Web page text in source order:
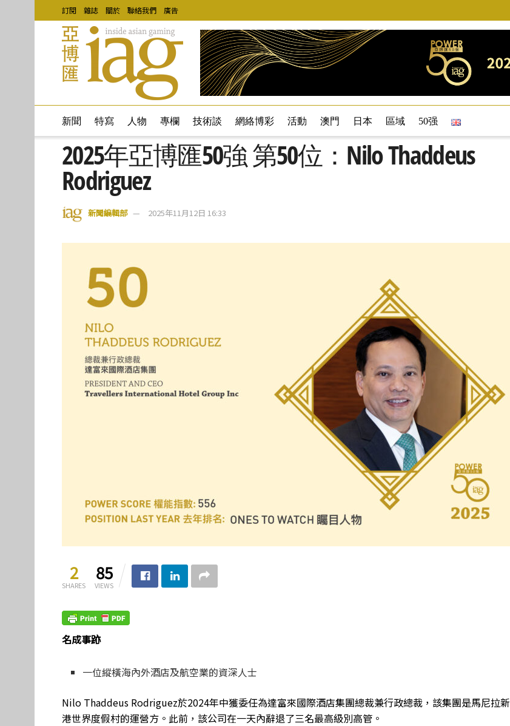
訂閱 雜誌 關於 聯絡我們 廣告
新聞 特寫 人物 專欄 技術談 網絡博彩 活動 澳門 日本 區域 50强
2025年亞博匯50強 第50位：Nilo Thaddeus
Rodriguez
新聞編輯部 2025年11月12日 16:33
2
SHARES
85
VIEWS
名成事跡
一位縱橫海內外酒店及航空業的資深人士
Nilo Thaddeus Rodriguez於2024年中獲委任為達富來國際酒店集團總裁兼行政總裁，該集團是馬尼拉新
港世界度假村的運營方。此前，該公司在一天內辭退了三名最高級別高管。